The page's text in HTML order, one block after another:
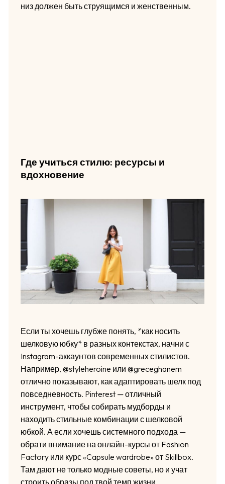
низ должен быть струящимся и женственным.
Где учиться стилю: ресурсы и
вдохновение
Если ты хочешь глубже понять, *как носить
шелковую юбку* в разных контекстах, начни с
Instagram-аккаунтов современных стилистов.
Например, @styleheroine или @greceghanem
отлично показывают, как адаптировать шелк под
повседневность. Pinterest — отличный
инструмент, чтобы собирать мудборды и
находить стильные комбинации с шелковой
юбкой. А если хочешь системного подхода —
обрати внимание на онлайн-курсы от Fashion
Factory или курс «Capsule wardrobe» от Skillbox.
Там дают не только модные советы, но и учат